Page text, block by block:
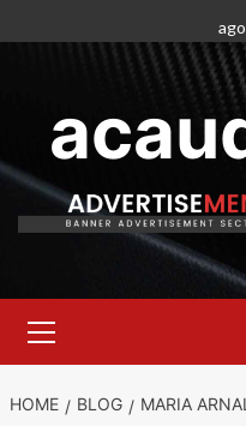
to
Menu
HOME BLOG MARIA ARNAL